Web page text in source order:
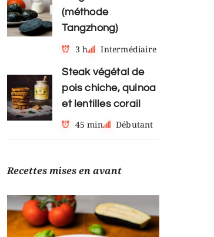
(méthode
Tangzhong)
3 h
Intermédiaire
Steak végétal de
pois chiche, quinoa
et lentilles corail
45 min
Débutant
Recettes mises en avant